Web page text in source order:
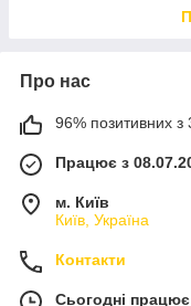
Про нас
96% позитивних з
Працює з
м. Київ
Київ, Україна
Контакти
Сьогодні